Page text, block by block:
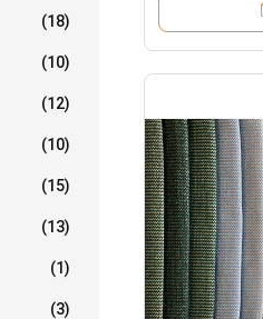
(18)
(10)
(12)
(10)
(15)
(13)
(1)
(3)